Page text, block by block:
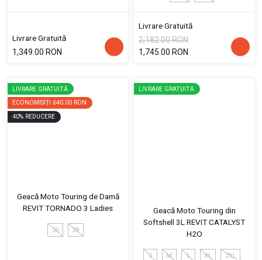
Livrare Gratuită
1,349.00 RON
Livrare Gratuită
2,182.00 RON
1,745.00 RON
LIVRARE GRATUITĂ
ECONOMISIȚI 640.00 RON
40% REDUCERE
Geacă Moto Touring de Damă
REVIT TORNADO 3 Ladies
36 38
LIVRARE GRATUITĂ
Geacă Moto Touring din
Softshell 3L REVIT CATALYST
H2O
S M L XL 2XL